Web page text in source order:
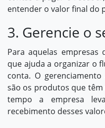
entender o valor final do
3. Gerencie o
Para aquelas
que ajuda a organizar o
conta. O
são os produtos que
tempo a empresa
recebimento desses